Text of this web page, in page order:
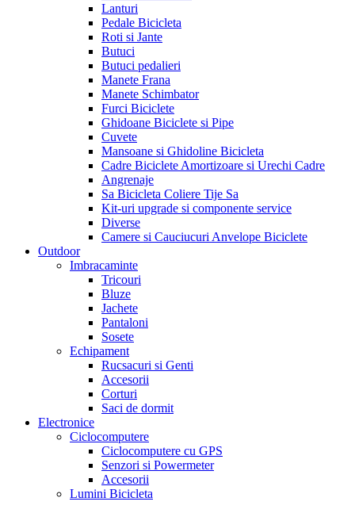
Lanturi
Pedale Bicicleta
Roti si Jante
Butuci
Butuci pedalieri
Manete Frana
Manete Schimbator
Furci Biciclete
Ghidoane Biciclete si Pipe
Cuvete
Mansoane si Ghidoline Bicicleta
Cadre Biciclete Amortizoare si Urechi Cadre
Angrenaje
Sa Bicicleta Coliere Tije Sa
Kit-uri upgrade si componente service
Diverse
Camere si Cauciucuri Anvelope Biciclete
Outdoor
Imbracaminte
Tricouri
Bluze
Jachete
Pantaloni
Sosete
Echipament
Rucsacuri si Genti
Accesorii
Corturi
Saci de dormit
Electronice
Ciclocomputere
Ciclocomputere cu GPS
Senzori si Powermeter
Accesorii
Lumini Bicicleta